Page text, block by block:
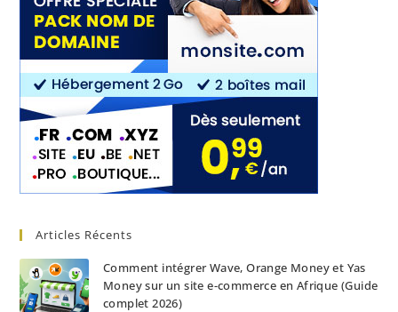
Articles Récents
Comment intégrer Wave, Orange Money et Yas
Money sur un site e-commerce en Afrique (Guide
complet 2026)